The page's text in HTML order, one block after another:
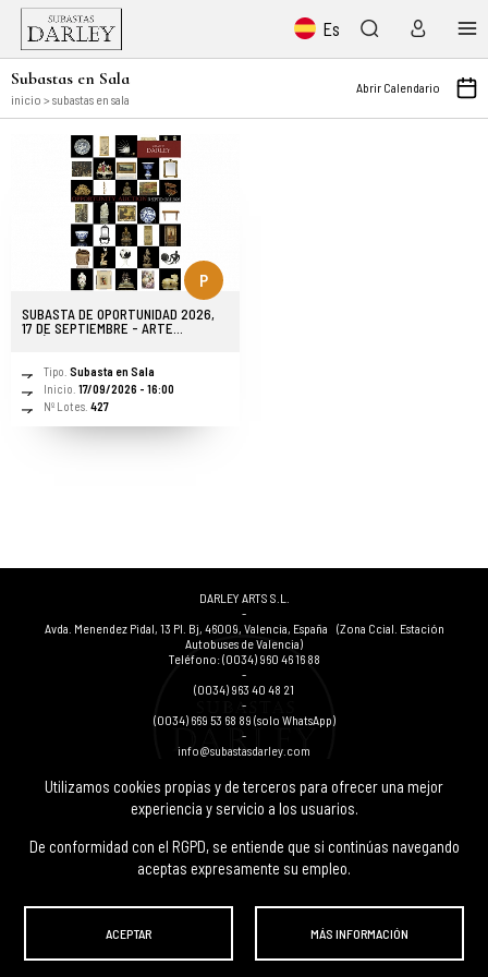
Utilizamos cookies propias y de terceros para ofrecer una mejor
experiencia y servicio a los usuarios.
De conformidad con el RGPD, se entiende que si continúas navegando
aceptas expresamente su empleo.
ACEPTAR MÁS INFORMACIÓN
Es
Abrir Calendario
Subastas en Sala
inicio > subastas en sala
SUBASTA DE OPORTUNIDAD 2026,
17 DE SEPTIEMBRE - ARTE
P
Tipo. Subasta en Sala
Inicio. 17/09/2026 - 16:00
Nº Lotes. 427
DARLEY ARTS S.L.
-
Avda. Menendez Pidal, 13 Pl. Bj, 46009, Valencia, España (Zona Ccial. Estación
Autobuses de Valencia)
Teléfono:(0034) 960 46 16 88
-
(0034) 963 40 48 21
-
(0034) 669 53 68 89 (solo WhatsApp)
-
info@subastasdarley.com